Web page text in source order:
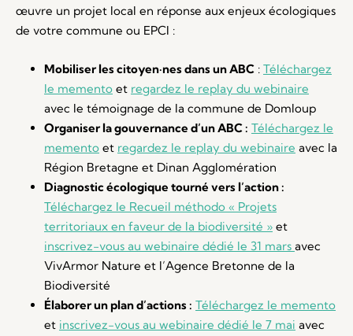
œuvre un projet local en réponse aux enjeux écologiques
de votre commune ou EPCI :
Mobiliser les citoyen·nes dans un ABC : Téléchargez
le memento et regardez le replay du webinaire
avec le témoignage de la commune de Domloup
Organiser la gouvernance d’un ABC : Téléchargez le
memento et regardez le replay du webinaire avec la
Région Bretagne et Dinan Agglomération
Diagnostic écologique tourné vers l’action :
Téléchargez le Recueil méthodo « Projets
territoriaux en faveur de la biodiversité » et
inscrivez-vous au webinaire dédié le 31 mars avec
VivArmor Nature et l’Agence Bretonne de la
Biodiversité
Élaborer un plan d’actions : Téléchargez le memento
et inscrivez-vous au webinaire dédié le 7 mai avec